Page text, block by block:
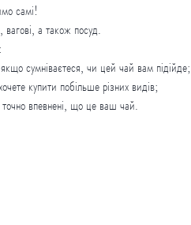
самі!
вагові, а також посуд.
сумніваєтеся, чи цей чай вам підійде;
купити побільше різних видів;
впевнені, що це ваш чай.